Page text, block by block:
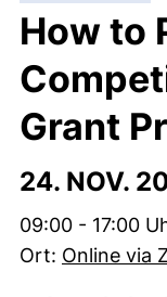
How to
Grant
24. NOV.
Zeit:
09:00 - 17:00
Ort: Online via